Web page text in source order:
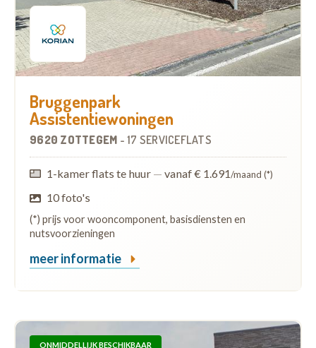
Bruggenpark
Assistentiewoningen
9620 ZOTTEGEM - 17 SERVICEFLATS
1-kamer flats te huur — vanaf € 1.691/maand (*)
10 foto's
(*) prijs voor wooncomponent, basisdiensten en
nutsvoorzieningen
meer informatie
ONMIDDELLIJK BESCHIKBAAR